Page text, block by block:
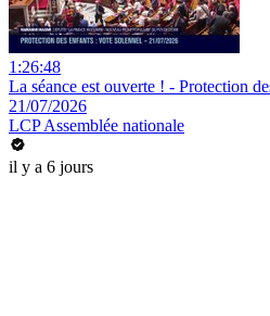
1:26:48
La séance est ouverte ! - Protection
21/07/2026
LCP Assemblée nationale
il y a 6 jours